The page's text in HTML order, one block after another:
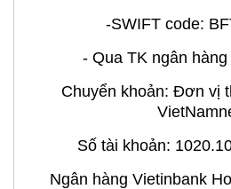
-SWIFT code:
- Qua TK ngân
Chuyển khoản: Đơn vị
Số tài khoản:
Ngân hàng Vietinbank